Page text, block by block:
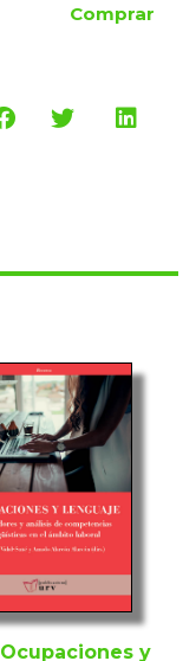
Comprar
Ocupaciones y